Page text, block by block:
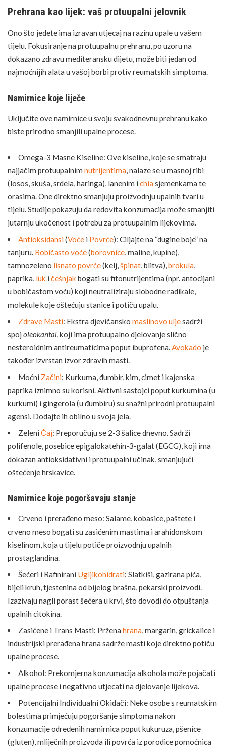
Prehrana kao lijek: vaš protuupalni jelovnik
Ono što jedete ima izravan utjecaj na razinu upale u vašem
tijelu. Fokusiranje na protuupalnu prehranu, po uzoru na
dokazano zdravu mediteransku dijetu, može biti jedan od
najmoćnijih alata u vašoj borbi protiv reumatskih simptoma.
Namirnice koje liječe
Uključite ove namirnice u svoju svakodnevnu prehranu kako
biste prirodno smanjili upalne procese.
Omega-3 Masne Kiseline: Ove kiseline, koje se smatraju
najjačim protuupalnim nutrijentima, nalaze se u masnoj ribi
(losos, skuša, srdela, haringa), lanenim i chiasjemenkama te
orasima. One direktno smanjuju proizvodnju upalnih tvari u
tijelu. Studije pokazuju da redovita konzumacija može smanjiti
jutarnju ukočenost i potrebu za protuupalnim lijekovima.
Antioksidansi(Voće i Povrće): Ciljajte na “dugine boje” na
tanjuru. Bobičasto voće(borovnice, maline, kupine),
tamnozeleno lisnato povrće(kelj,špinat, blitva),brokula,
paprika, luk i češnjak bogati su fitonutrijentima (npr. antocijani
u bobičastom voću) koji neutraliziraju slobodne radikale,
molekule koje oštećuju stanice i potiču upalu.
Zdrave Masti: Ekstra djevičanskomaslinovo uljesadrži
spoj oleokantal, koji ima protuupalno djelovanje slično
nesteroidnim antireumaticima poput ibuprofena.Avokado je
također izvrstan izvor zdravih masti.
Moćni Začini: Kurkuma, đumbir, kim, cimet i kajenska
paprika iznimno su korisni. Aktivni sastojci poput kurkumina (u
kurkumi) i gingerola (u đumbiru) su snažni prirodni protuupalni
agensi. Dodajte ih obilno u svoja jela.
ZeleniČaj: Preporučuju se 2-3 šalice dnevno. Sadrži
polifenole, posebice epigalokatehin-3-galat (EGCG), koji ima
dokazan antioksidativni i protuupalni učinak, smanjujući
oštećenje hrskavice.
Namirnice koje pogoršavaju stanje
Crveno i prerađeno meso: Salame, kobasice, paštete i
crveno meso bogati su zasićenim mastima i arahidonskom
kiselinom, koja u tijelu potiče proizvodnju upalnih
prostaglandina.
Šećeri i Rafinirani Ugljikohidrati: Slatkiši, gazirana pića,
bijeli kruh, tjestenina od bijelog brašna, pekarski proizvodi.
Izazivaju nagli porast šećera u krvi, što dovodi do otpuštanja
upalnih citokina.
Zasićene i Trans Masti: Prženahrana, margarin, grickalice i
industrijski prerađena hrana sadrže masti koje direktno potiču
upalne procese.
Alkohol: Prekomjerna konzumacija alkohola može pojačati
upalne procese i negativno utjecati na djelovanje lijekova.
Potencijalni Individualni Okidači: Neke osobe s reumatskim
bolestima primjećuju pogoršanje simptoma nakon
konzumacije određenih namirnica poput kukuruza, pšenice
(gluten), mliječnih proizvoda ili povrća iz porodice pomoćnica